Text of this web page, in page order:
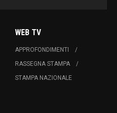
WEB TV
APPROFONDIMENTI
RASSEGNA STAMPA
STAMPA NAZIONALE